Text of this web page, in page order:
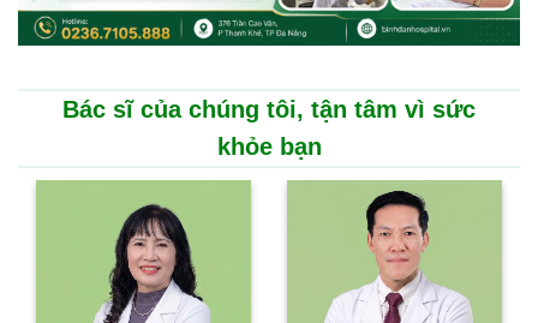
Bác sĩ của chúng tôi, tận tâm vì sức
khỏe bạn